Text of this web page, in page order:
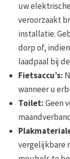
uw
veroorzaakt
installatie.
dorp of,
laadpaal bij
Fietsaccu’s:
wanneer u
Toilet:Geen
vergelijkbare